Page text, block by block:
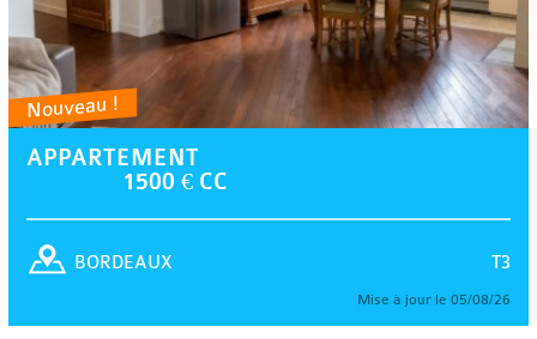
Nouveau !
APPARTEMENT
1500 € CC
T3
BORDEAUX
Mise à jour le 05/08/26